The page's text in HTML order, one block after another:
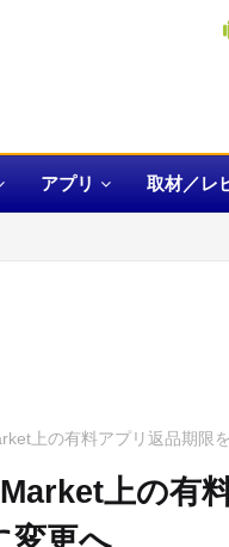
アプリ 取材／レ
上の有料アプリ返品期限
上の有
変更へ